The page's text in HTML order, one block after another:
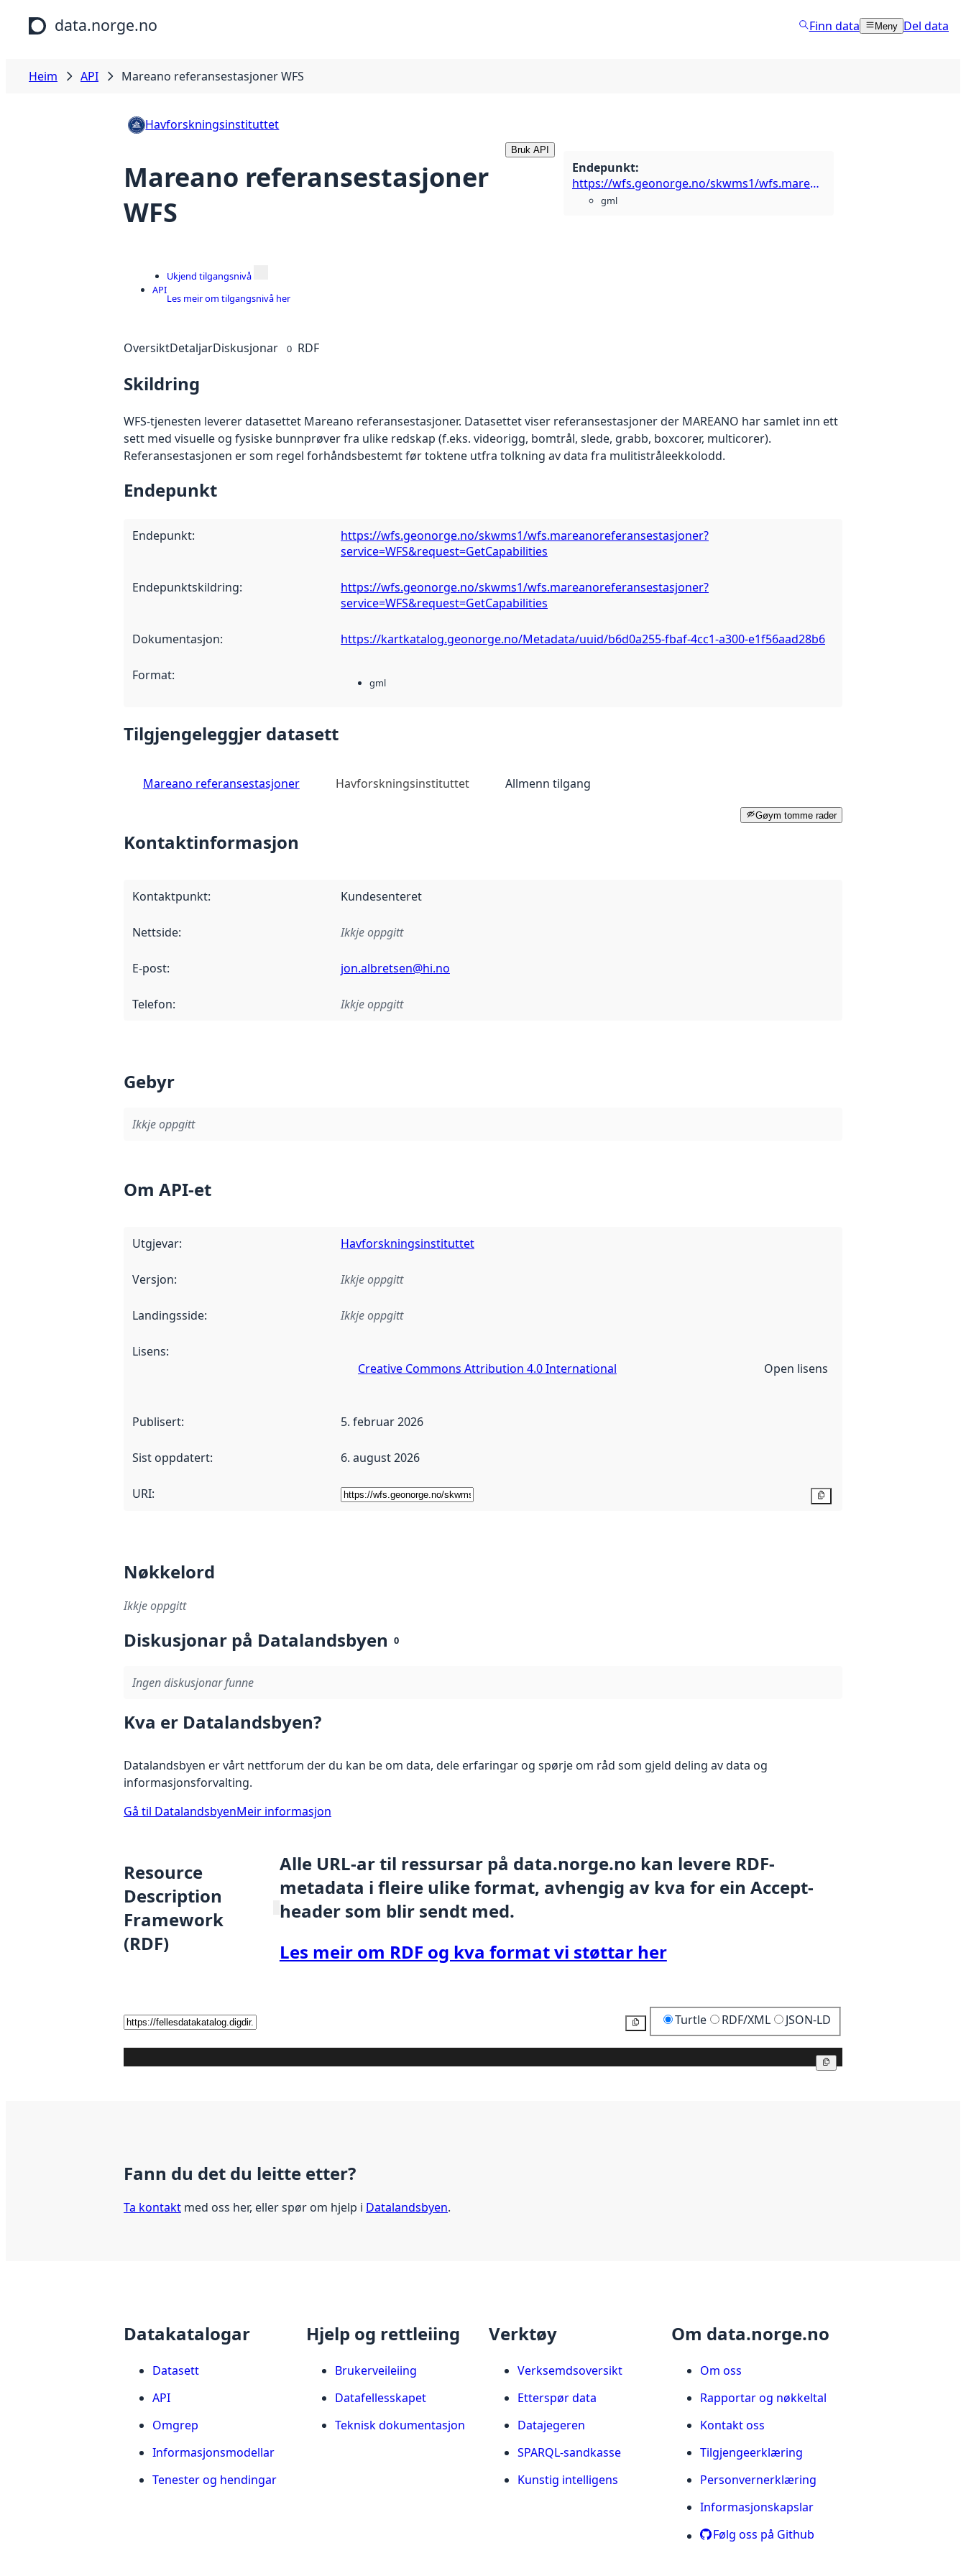
Hopp til hovudinnhald
data.norge.no Finn data Meny Del data
Heim API Mareano referansestasjoner WFS
Havforskningsinstituttet
Mareano referansestasjoner
WFS
Bruk API
Endepunkt:
https://wfs.geonorge.no/skwms1/wfs.mareanoreferansestasjoner?service=WFS&request=GetCapabilities
gml
API
Ukjend tilgangsnivå
Les meir om tilgangsnivå her
OversiktDetaljarDiskusjonar 0 RDF
Skildring
WFS-tjenesten leverer datasettet Mareano referansestasjoner. Datasettet viser referansestasjoner der MAREANO har samlet inn ett
sett med visuelle og fysiske bunnprøver fra ulike redskap (f.eks. videorigg, bomtrål, slede, grabb, boxcorer, multicorer).
Referansestasjonen er som regel forhåndsbestemt før toktene utfra tolkning av data fra mulitistråleekkolodd.
Endepunkt
Endepunkt:
https://wfs.geonorge.no/skwms1/wfs.mareanoreferansestasjoner?
service=WFS&request=GetCapabilities
Endepunktskildring:
https://wfs.geonorge.no/skwms1/wfs.mareanoreferansestasjoner?
service=WFS&request=GetCapabilities
Dokumentasjon: https://kartkatalog.geonorge.no/Metadata/uuid/b6d0a255-fbaf-4cc1-a300-e1f56aad28b6
Format: gml
Tilgjengeleggjer datasett
Mareano referansestasjoner Havforskningsinstituttet Allmenn tilgang
Gøym tomme rader
Kontaktinformasjon
Kontaktpunkt: Kundesenteret
Nettside: Ikkje oppgitt
E-post: jon.albretsen@hi.no
Telefon: Ikkje oppgitt
Gebyr
Ikkje oppgitt
Om API-et
Utgjevar: Havforskningsinstituttet
Versjon: Ikkje oppgitt
Landingsside: Ikkje oppgitt
Lisens:
Creative Commons Attribution 4.0 International
Open lisens
Publisert: 5. februar 2026
Sist oppdatert: 6. august 2026
URI:
Nøkkelord
Ikkje oppgitt
Diskusjonar på Datalandsbyen 0
Ingen diskusjonar funne
Kva er Datalandsbyen?
Datalandsbyen er vårt nettforum der du kan be om data, dele erfaringar og spørje om råd som gjeld deling av data og
informasjonsforvalting.
Gå til DatalandsbyenMeir informasjon
Resource
Description
Framework
(RDF)
Alle URL-ar til ressursar på data.norge.no kan levere RDF-
metadata i fleire ulike format, avhengig av kva for ein Accept-
header som blir sendt med.
Les meir om RDF og kva format vi støttar her
Kopier Turtle RDF/XML JSON-LD
Fann du det du leitte etter?
Ta kontakt med oss her, eller spør om hjelp i Datalandsbyen.
Datakatalogar
Datasett
API
Omgrep
Informasjonsmodellar
Tenester og hendingar
Hjelp og rettleiing
Brukerveileiing
Datafellesskapet
Teknisk dokumentasjon
Verktøy
Verksemdsoversikt
Etterspør data
Datajegeren
SPARQL-sandkasse
Kunstig intelligens
Om data.norge.no
Om oss
Rapportar og nøkkeltal
Kontakt oss
Tilgjengeerklæring
Personvernerklæring
Informasjonskapslar
Følg oss på Github